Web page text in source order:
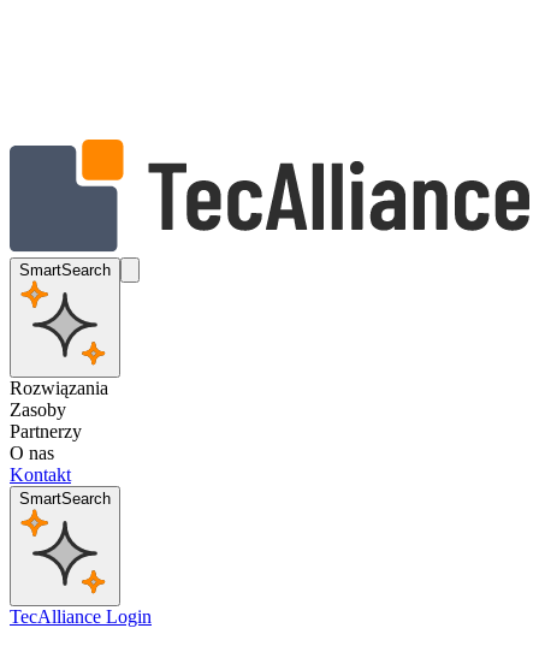
SmartSearch
Rozwiązania
Zasoby
Partnerzy
O nas
Kontakt
SmartSearch
TecAlliance Login